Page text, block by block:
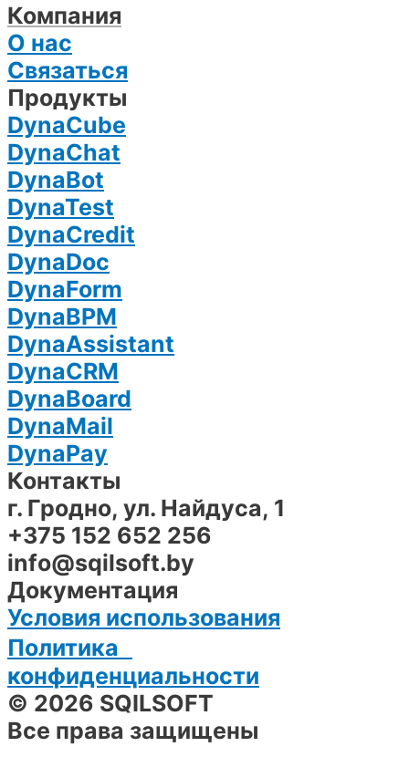
Компания
О нас
Связаться
Продукты
DynaCube
DynaChat
DynaBot
DynaTest
DynaCredit
DynaDoc
DynaForm
DynaBPM
DynaAssistant
DynaCRM
DynaBoard
DynaMail
DynaPay
Контакты
г. Гродно, ул. Найдуса, 1
+375 152 652 256
info@sqilsoft.by
Документация
Условия использования
Политика
конфиденциальности
© 2026 SQILSOFT
Все права защищены